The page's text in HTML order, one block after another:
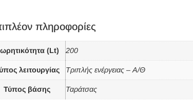
πληροφορίες
(Lt) 200
λειτουργίας Τριπλής ενέργειας – Α/Θ
Τύπος βάσης Ταράτσας